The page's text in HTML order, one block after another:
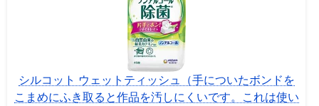
シルコット ウェットティッシュ（手についたボンドを
こまめにふき取ると作品を汚しにくいです。これは使い